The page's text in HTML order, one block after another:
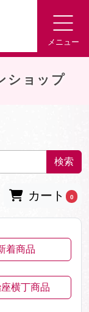
メニュー
ショップ
検索
カート 0
着商品
横丁商品